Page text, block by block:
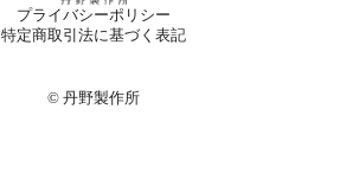
ウォールナット
2025/03/03
プライバシーポリシー
特定商取引法に基づく表記
©︎ 丹野製作所